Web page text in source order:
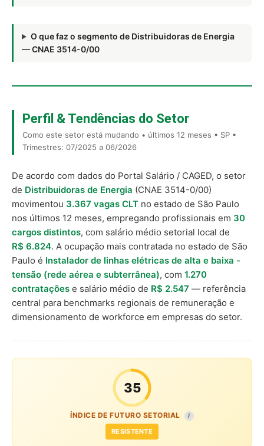
O que faz o segmento de Distribuidoras de Energia
— CNAE 3514-0/00
Perfil & Tendências do Setor
Como este setor está mudando • últimos 12 meses • SP •
Trimestres: 07/2025 a 06/2026
De acordo com dados do Portal Salário / CAGED, o setor
de Distribuidoras de Energia (CNAE 3514-0/00)
movimentou 3.367 vagas CLT no estado de São Paulo
nos últimos 12 meses, empregando profissionais em 30
cargos distintos, com salário médio setorial local de
R$ 6.824. A ocupação mais contratada no estado de São
Paulo é Instalador de linhas elétricas de alta e baixa -
tensão (rede aérea e subterrânea), com 1.270
contratações e salário médio de R$ 2.547 — referência
central para benchmarks regionais de remuneração e
dimensionamento de workforce em empresas do setor.
35
ÍNDICE DE FUTURO SETORIAL I
RESISTENTE